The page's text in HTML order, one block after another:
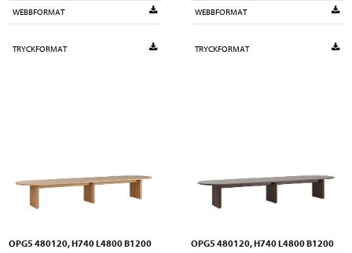
WEBBFORMAT
TRYCKFORMAT
WEBBFORMAT
TRYCKFORMAT
OPG5 480120, H740 L4800 B1200 OPG5 480120, H740 L4800 B1200